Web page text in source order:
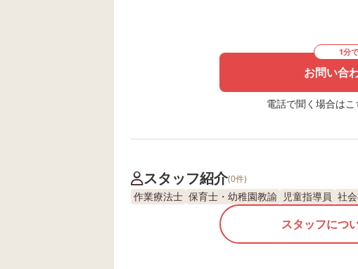
1分
お問い合
電話で聞く場合は
スタッフ紹介(0件)
作業療法士 保育士・幼稚園教諭 児童指導員 社
スタッフにつ